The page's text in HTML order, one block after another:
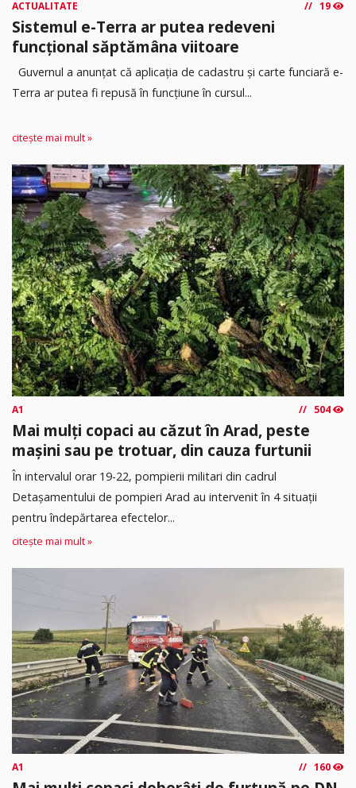
ACTUALITATE 19
Sistemul e-Terra ar putea redeveni
funcțional săptămâna viitoare
Guvernul a anunțat că aplicația de cadastru și carte funciară e-
Terra ar putea fi repusă în funcțiune în cursul...
citește mai mult »
A1 504
Mai mulți copaci au căzut în Arad, peste
mașini sau pe trotuar, din cauza furtunii
În intervalul orar 19-22, pompierii militari din cadrul
Detașamentului de pompieri Arad au intervenit în 4 situații
pentru îndepărtarea efectelor...
citește mai mult »
A1 160